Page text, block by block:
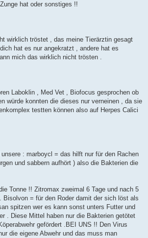
hat oder sonstiges !!
wirklich tröstet , das meine Tierärztin gesagt
hat es nur angekratzt , andere hat es
mich das wirklich nicht trösten .
Laboklin , Med Vet , Biofocus gesprochen ob
würde konnten die dieses nur verneinen , da sie
testten können also auf Herpes Calici
: marboycl = das hilft nur für den Rachen
und sabbern aufhört ) also die Bakterien die
Tonne !! Zitromax zweimal 6 Tage und nach 5
Bisolvon = für den Roder damit der sich löst als
spitzen wer es kann sonst unters Futter und
. Diese Mittel haben nur die Bakterien getötet
gefördert .BEI UNS !! Den Virus
die eigene Abwehr und das muss man